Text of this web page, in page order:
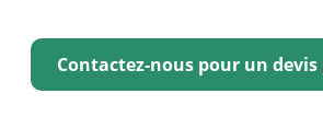
Contactez-nous pour un